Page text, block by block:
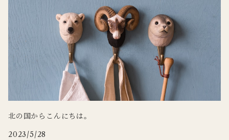
北の国からこんにちは。
2023/5/28